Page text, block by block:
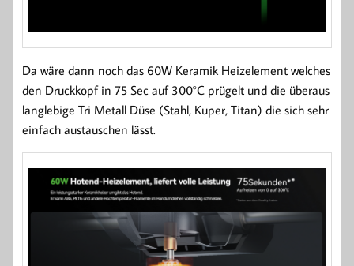
Da wäre dann noch das 60W Keramik Heizelement welches
den Druckkopf in 75 Sec auf 300°C prügelt und die überaus
langlebige Tri Metall Düse (Stahl, Kuper, Titan) die sich sehr
einfach austauschen lässt.